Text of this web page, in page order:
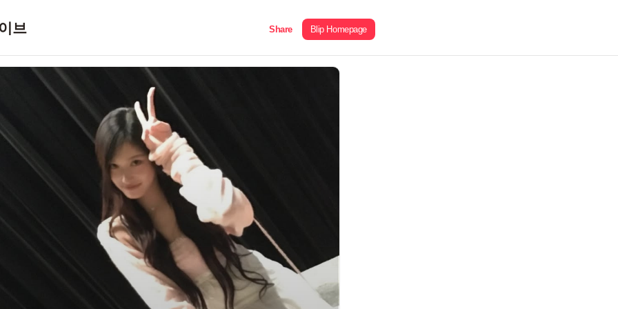
브 Share Blip Homepage